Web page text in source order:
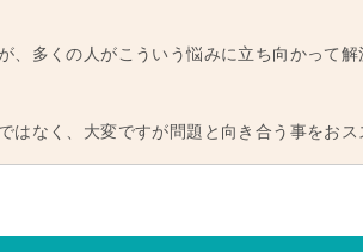
、多くの人がこういう悩みに立ち向かって解
はなく、大変ですが問題と向き合う事をおス